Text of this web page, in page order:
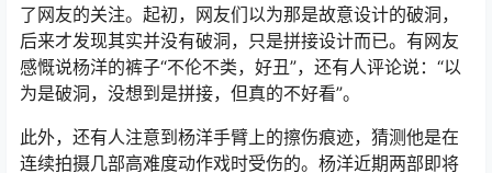
了网友的关注。起初，网友们以为那是故意设计的破洞，
后来才发现其实并没有破洞，只是拼接设计而已。有网友
感慨说杨洋的裤子“不伦不类，好丑”，还有人评论说：“以
为是破洞，没想到是拼接，但真的不好看”。
此外，还有人注意到杨洋手臂上的擦伤痕迹，猜测他是在
连续拍摄几部高难度动作戏时受伤的。杨洋近期两部即将